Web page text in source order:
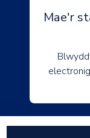
Mae'r